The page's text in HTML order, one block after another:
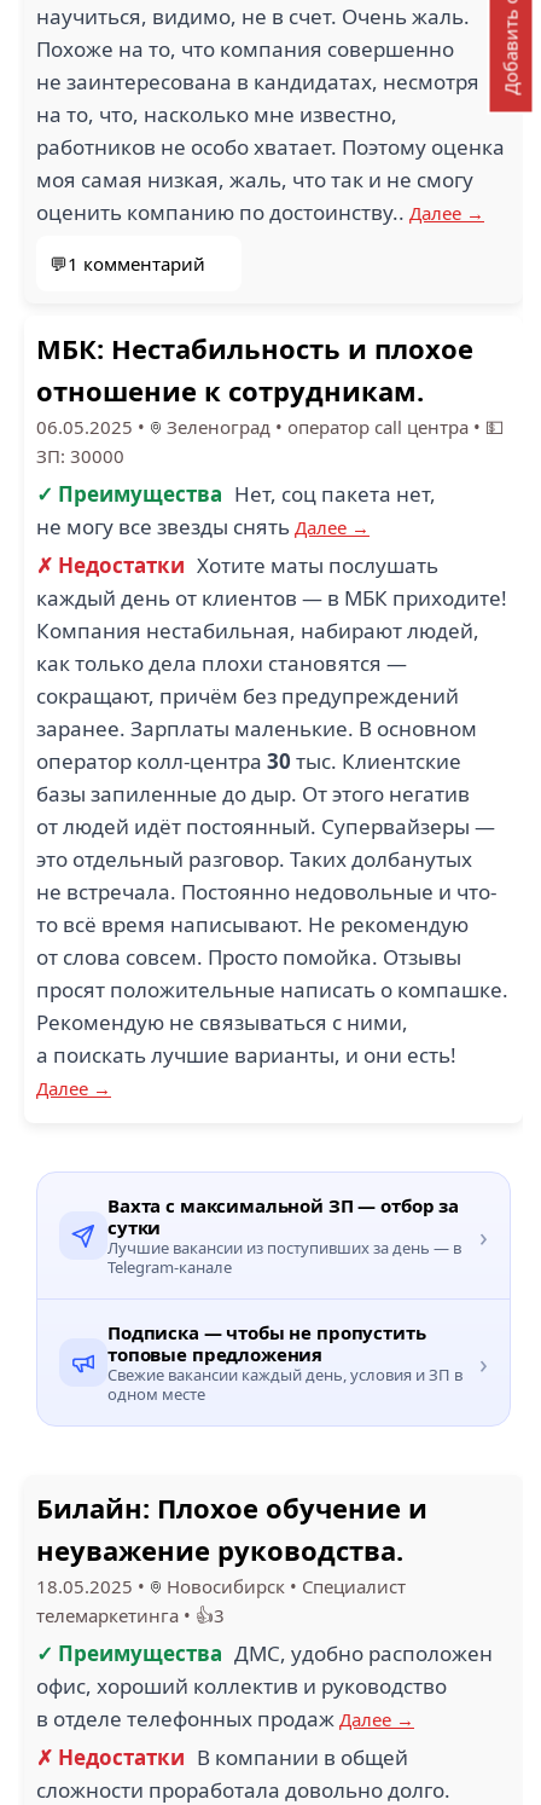
научиться, видимо, не в счет. Очень жаль.
Похоже на то, что компания совершенно
не заинтересована в кандидатах, несмотря
на то, что, насколько мне известно,
работников не особо хватает. Поэтому оценка
моя самая низкая, жаль, что так и не смогу
оценить компанию по достоинству.. Далее →
💬1 комментарий
МБК: Нестабильность и плохое
отношение к сотрудникам.
06.05.2025 • Зеленоград • оператор call центра • 💵
ЗП: 30000
✓ Преимущества Нет, соц пакета нет,
не могу все звезды снять Далее →
✗ Недостатки Хотите маты послушать
каждый день от клиентов — в МБК приходите!
Компания нестабильная, набирают людей,
как только дела плохи становятся —
сокращают, причём без предупреждений
заранее. Зарплаты маленькие. В основном
оператор колл-центра 30 тыс. Клиентские
базы запиленные до дыр. От этого негатив
от людей идёт постоянный. Супервайзеры —
это отдельный разговор. Таких долбанутых
не встречала. Постоянно недовольные и что-
то всё время написывают. Не рекомендую
от слова совсем. Просто помойка. Отзывы
просят положительные написать о компашке.
Рекомендую не связываться с ними,
а поискать лучшие варианты, и они есть!
Далее →
Вахта с максимальной ЗП — отбор за
сутки
Лучшие вакансии из поступивших за день — в
Telegram-канале
›
Подписка — чтобы не пропустить
топовые предложения
Свежие вакансии каждый день, условия и ЗП в
одном месте
›
Билайн: Плохое обучение и
неуважение руководства.
18.05.2025 • Новосибирск • Специалист
телемаркетинга • 👍3
✓ Преимущества ДМС, удобно расположен
офис, хороший коллектив и руководство
в отделе телефонных продаж Далее →
✗ Недостатки В компании в общей
сложности проработала довольно долго.